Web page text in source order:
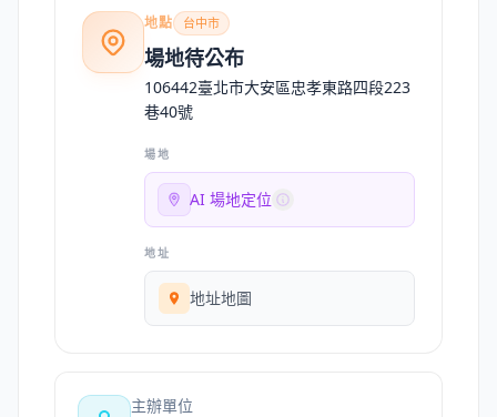
地點 台中市
場地待公布
106442臺北市大安區忠孝東路四段223
巷40號
場地
AI 場地定位
地址
地址地圖
主辦單位